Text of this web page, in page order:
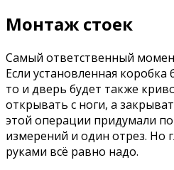
Монтаж стоек
Самый ответственный
Если установленная коробка
то и дверь будет также
открывать с ноги, а
этой операции придумали
измерений и один отрез. Но
руками всё равно надо.